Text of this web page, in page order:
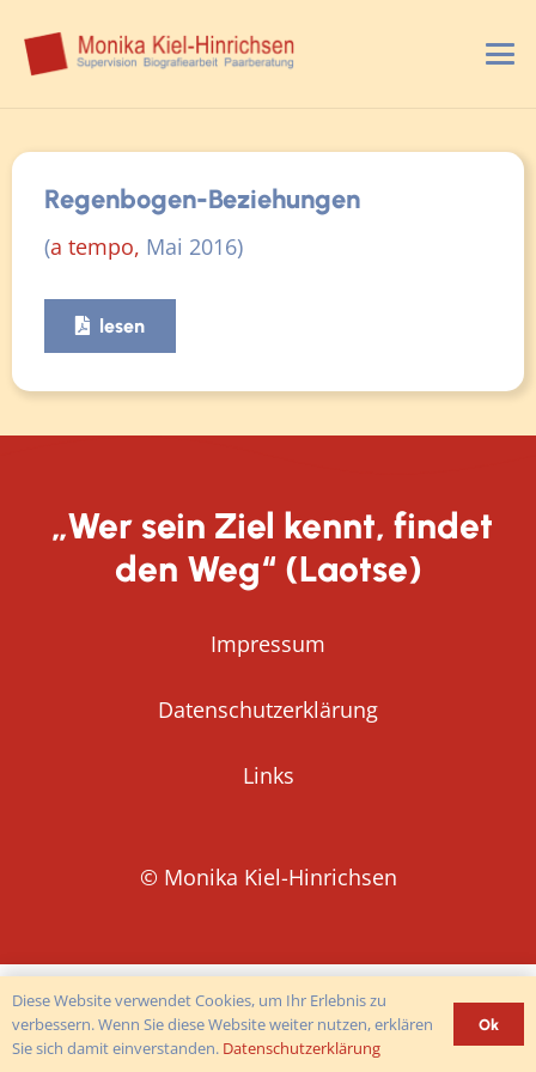
Regenbogen-Beziehungen
(a tempo, Mai 2016)
lesen
„Wer sein Ziel kennt, findet
den Weg“ (Laotse)
Impressum
Datenschutzerklärung
Links
© Monika Kiel-Hinrichsen
Diese Website verwendet Cookies, um Ihr Erlebnis zu
verbessern. Wenn Sie diese Website weiter nutzen, erklären
Sie sich damit einverstanden. Datenschutzerklärung
Ok